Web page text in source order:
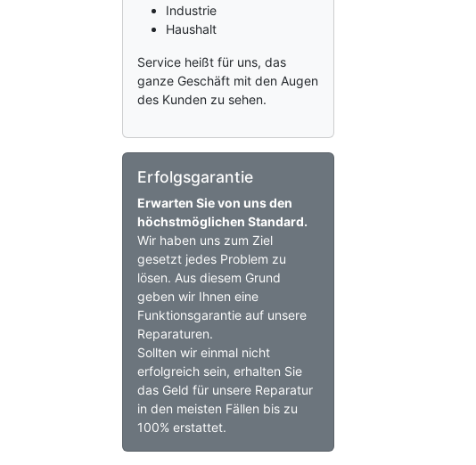
Industrie
Haushalt
Service heißt für uns, das
ganze Geschäft mit den Augen
des Kunden zu sehen.
Erfolgsgarantie
Erwarten Sie von uns den
höchstmöglichen Standard.
Wir haben uns zum Ziel
gesetzt jedes Problem zu
lösen. Aus diesem Grund
geben wir Ihnen eine
Funktionsgarantie auf unsere
Reparaturen.
Sollten wir einmal nicht
erfolgreich sein, erhalten Sie
das Geld für unsere Reparatur
in den meisten Fällen bis zu
100% erstattet.